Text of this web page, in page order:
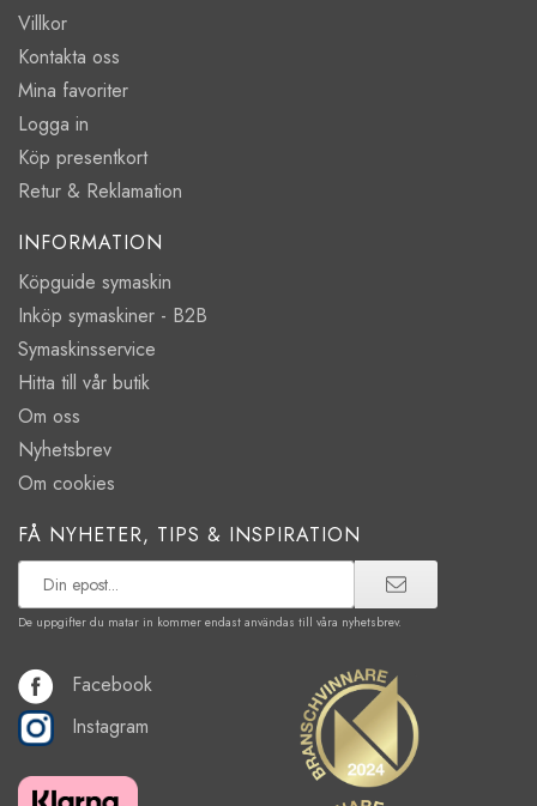
Villkor
Kontakta oss
Mina favoriter
Logga in
Köp presentkort
Retur & Reklamation
INFORMATION
Köpguide symaskin
Inköp symaskiner - B2B
Symaskinsservice
Hitta till vår butik
Om oss
Nyhetsbrev
Om cookies
FÅ NYHETER, TIPS & INSPIRATION
De uppgifter du matar in kommer endast användas till våra nyhetsbrev.
Facebook
Instagram